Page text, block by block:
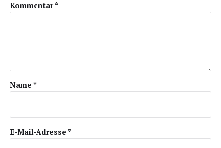
Kommentar*
Name *
E-Mail-Adresse *